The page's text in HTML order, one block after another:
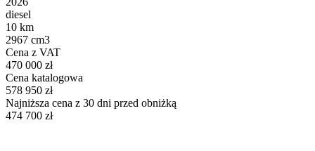
diesel
10 km
2967 cm3
Cena z VAT
470 000 zł
Cena katalogowa
578 950 zł
Najniższa cena z 30 dni przed obniżką
474 700 zł